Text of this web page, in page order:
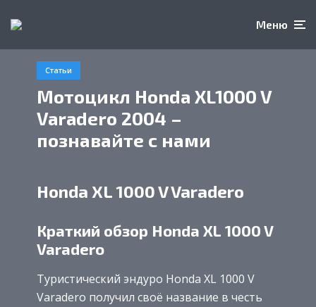
Меню
Статьи
Мотоцикл Honda XL1000 V
Varadero 2004 –
познавайте с нами
Honda XL 1000 V Varadero
Краткий обзор Honda XL 1000 V
Varadero
Туристический эндуро Honda XL 1000 V
Varadero получил своё название в честь